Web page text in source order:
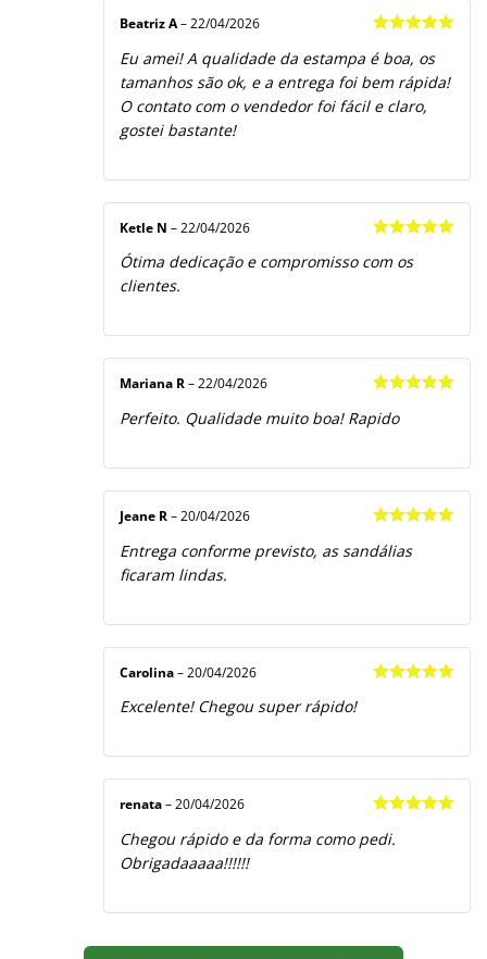
de 5
Beatriz A– 22/04/2026
Eu amei! A qualidade da estampa é boa, os
tamanhos são ok, e a entrega foi bem rápida!
O contato com o vendedor foi fácil e claro,
gostei bastante!
de 5
Ketle N – 22/04/2026
Ótima dedicação e compromisso com os
clientes.
de 5
Mariana R – 22/04/2026
Perfeito. Qualidade muito boa! Rapido
de 5
Jeane R – 20/04/2026
Entrega conforme previsto, as sandálias
ficaram lindas.
Carolina – 20/04/2026
Excelente! Chegou super rápido!
de 5
renata – 20/04/2026
Chegou rápido e da forma como pedi.
Obrigadaaaaa!!!!!!